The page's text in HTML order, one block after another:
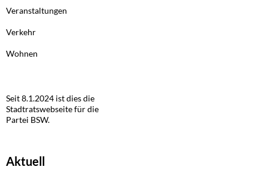
Veranstaltungen
Verkehr
Wohnen
Seit 8.1.2024 ist dies die
Stadtratswebseite für die
Partei BSW.
Aktuell